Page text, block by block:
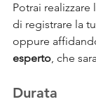
Potrai
di registrare la
oppure
esperto, che
Durata